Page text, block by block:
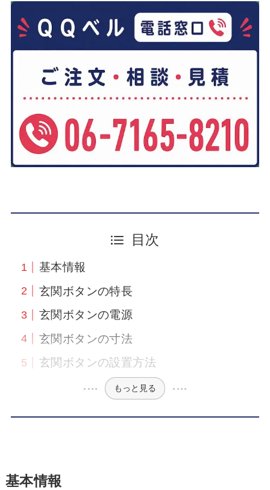
目次
基本情報
玄関ボタンの特長
玄関ボタンの電源
玄関ボタンの寸法
玄関ボタンの設置方法
もっと見る
基本情報